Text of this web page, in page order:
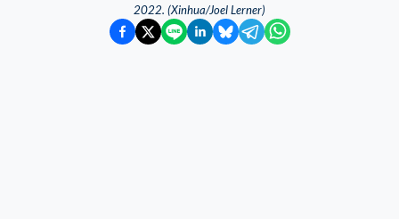
2022. (Xinhua/Joel Lerner)